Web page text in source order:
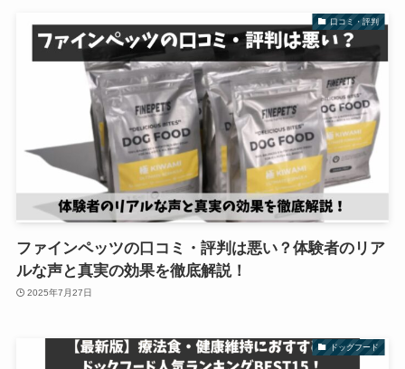
口コミ・評判
ファインペッツの口コミ・評判は悪い？体験者のリア
ルな声と真実の効果を徹底解説！
2025年7月27日
ドッグフード